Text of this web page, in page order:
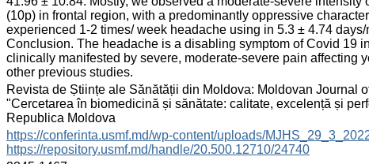
(10p) in frontal region, with a predominantly oppressive
experienced 1-2 times/ week headache using in 5.3 ± 4.74
Conclusion. The headache is a disabling symptom of Covid 19
clinically manifested by severe, moderate-severe pain affecting
other previous studies.
Revista de Științe ale Sănătății din Moldova: Moldovan Journal
"Cercetarea în biomedicină și sănătate: calitate, excelență și
Republica Moldova
https://conferinta.usmf.md/wp-content/uploads/
https://repository.usmf.md/handle/20.500.12710/24740